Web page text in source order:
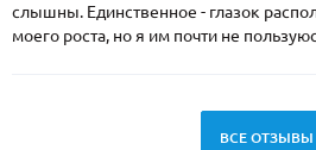
слышны. Единственное - глазок
моего роста, но я им почти не
ВСЕ ОТЗЫВЫ